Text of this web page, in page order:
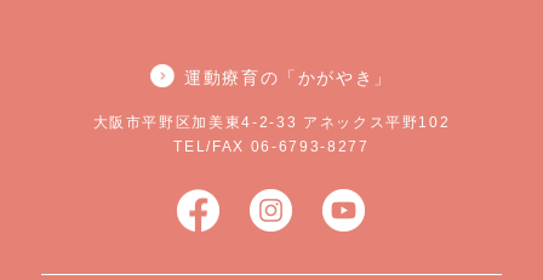
運動療育の「かがやき」
大阪市平野区加美東4-2-33 アネックス平野102
TEL/FAX 06-6793-8277